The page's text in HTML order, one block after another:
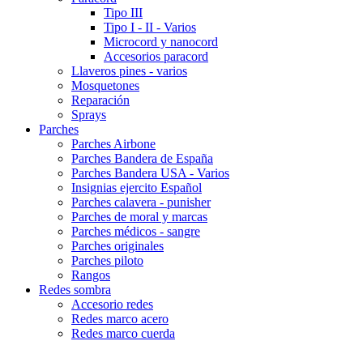
Tipo III
Tipo I - II - Varios
Microcord y nanocord
Accesorios paracord
Llaveros pines - varios
Mosquetones
Reparación
Sprays
Parches
Parches Airbone
Parches Bandera de España
Parches Bandera USA - Varios
Insignias ejercito Español
Parches calavera - punisher
Parches de moral y marcas
Parches médicos - sangre
Parches originales
Parches piloto
Rangos
Redes sombra
Accesorio redes
Redes marco acero
Redes marco cuerda